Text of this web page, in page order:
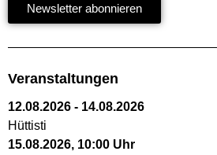
Newsletter abonnieren
Veranstaltungen
12.08.2026 - 14.08.2026
Hüttisti
15.08.2026, 10:00 Uhr